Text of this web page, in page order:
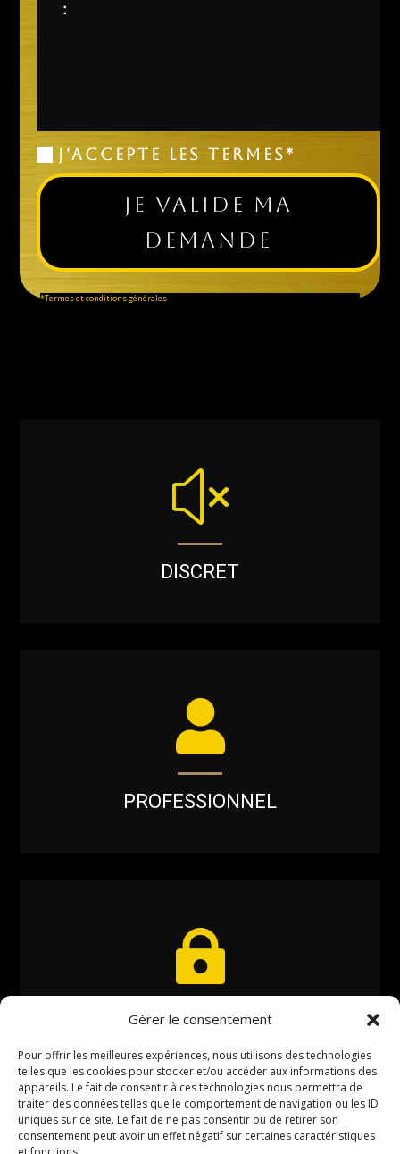
Gérer le consentement
Pour offrir les meilleures expériences, nous utilisons des technologies
telles que les cookies pour stocker et/ou accéder aux informations des
appareils. Le fait de consentir à ces technologies nous permettra de
traiter des données telles que le comportement de navigation ou les ID
uniques sur ce site. Le fait de ne pas consentir ou de retirer son
consentement peut avoir un effet négatif sur certaines caractéristiques
J'accepte les termes*
Je valide ma
demande
*Termes et conditions générales
x
DISCRET

PROFESSIONNEL

TRANSACTION SÉCURISÉ